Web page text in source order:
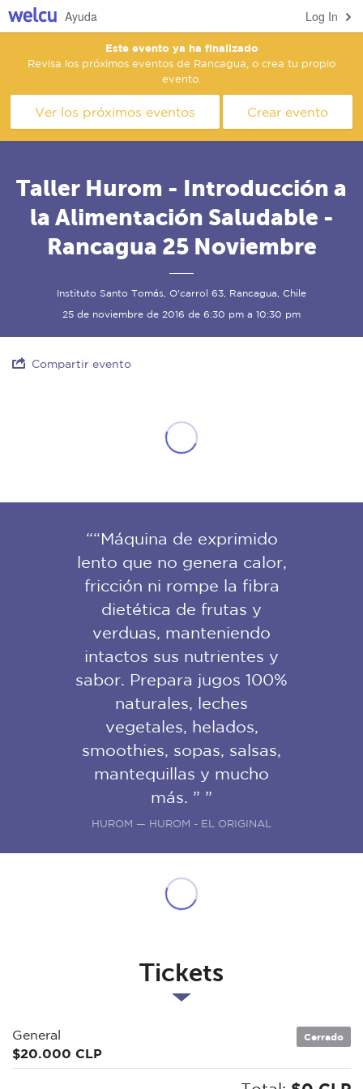
Log In
Ayuda
Este evento ya ha finalizado
Revisa los próximos eventos de Rancagua, o crea tu propio
evento.
Ver los próximos eventos Crear evento
Taller Hurom - Introducción a
la Alimentación Saludable -
Rancagua 25 Noviembre
Instituto Santo Tomás, O'carrol 63, Rancagua, Chile
25 de noviembre de 2016 de 6:30 pm a 10:30 pm
Compartir evento
““Máquina de exprimido
lento que no genera calor,
fricción ni rompe la fibra
dietética de frutas y
verduas, manteniendo
intactos sus nutrientes y
sabor. Prepara jugos 100%
naturales, leches
vegetales, helados,
smoothies, sopas, salsas,
mantequillas y mucho
más. ” ”
HUROM — HUROM - EL ORIGINAL
Tickets
General
$20.000 CLP
Cerrado